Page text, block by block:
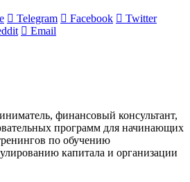
Telegram Facebook
Twitter
Email
финансовый консультант,
программ для начинающих
по обучению
капитала и организации